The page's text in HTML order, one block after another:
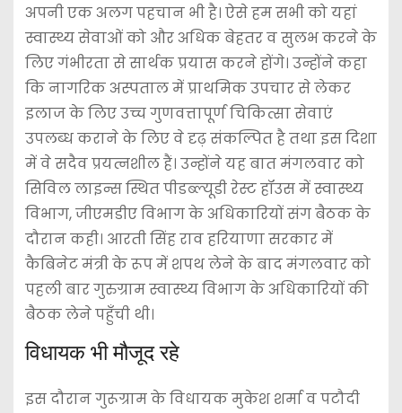
अपनी एक अलग पहचान भी है। ऐसे हम सभी को यहां
स्वास्थ्य सेवाओं को और अधिक बेहतर व सुलभ करने के
लिए गंभीरता से सार्थक प्रयास करने होंगे। उन्होंने कहा
कि नागरिक अस्पताल में प्राथमिक उपचार से लेकर
इलाज के लिए उच्च गुणवत्तापूर्ण चिकित्सा सेवाएं
उपलब्ध कराने के लिए वे दृढ़ संकल्पित है तथा इस दिशा
में वे सदैव प्रयत्नशील हैं। उन्होंने यह बात मंगलवार को
सिविल लाइन्स स्थित पीडब्ल्यूडी रेस्ट हॉउस में स्वास्थ्य
विभाग, जीएमडीए विभाग के अधिकारियों संग बैठक के
दौरान कही। आरती सिंह राव हरियाणा सरकार में
कैबिनेट मंत्री के रूप में शपथ लेने के बाद मंगलवार को
पहली बार गुरुग्राम स्वास्थ्य विभाग के अधिकारियों की
बैठक लेने पहुँची थी।
विधायक भी मौजूद रहे
इस दौरान गुरूग्राम के विधायक मुकेश शर्मा व पटौदी